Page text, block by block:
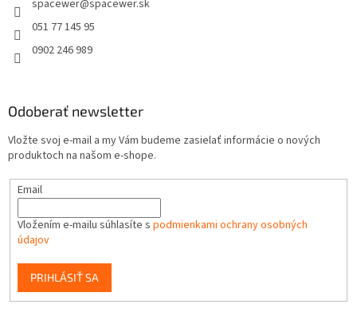
spacewer@spacewer.sk
051 77 145 95
0902 246 989
Odoberať newsletter
Vložte svoj e-mail a my Vám budeme zasielať informácie o nových
produktoch na našom e-shope.
Email
Vložením e-mailu súhlasíte s podmienkami ochrany osobných
údajov
PRIHLÁSIŤ SA